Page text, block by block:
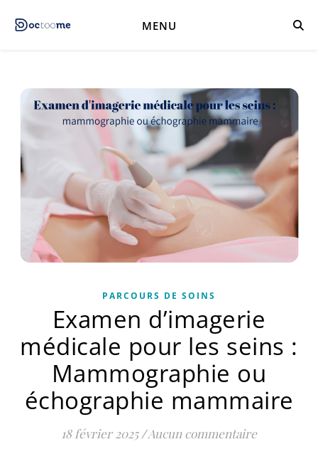
MENU
PARCOURS DE SOINS
Examen d’imagerie
médicale pour les seins :
Mammographie ou
échographie mammaire
18 février 2025 /Aucun commentaire